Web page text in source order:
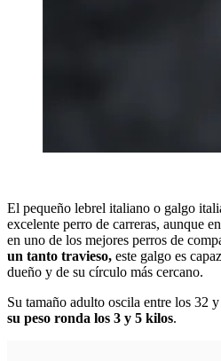
El pequeño lebrel italiano o galgo
excelente perro de carreras, aunque
en uno de los mejores perros de
un tanto travieso, este galgo es
dueño y de su círculo más cercano.
Su tamaño adulto oscila entre los 32
su peso ronda los 3 y 5 kilos.